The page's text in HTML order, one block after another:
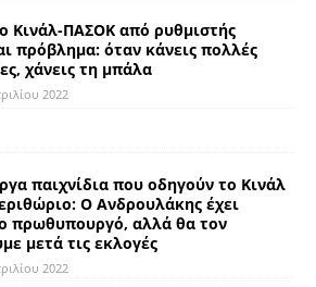
Κινάλ-ΠΑΣΟΚ από ρυθμιστής
πρόβλημα: όταν κάνεις πολλές
χάνεις τη μπάλα
2022
παιχνίδια που οδηγούν το Κινάλ
Ο Ανδρουλάκης έχει
πρωθυπουργό, αλλά θα τον
μετά τις εκλογές
2022